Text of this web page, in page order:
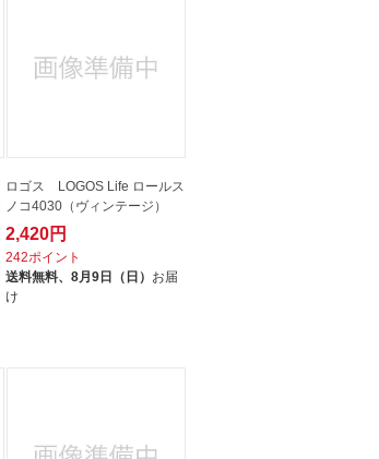
ロゴス LOGOS Life ロールス
ノコ4030（ヴィンテージ）
2,420円
242ポイント
送料無料、 8月9日（日） お届
け